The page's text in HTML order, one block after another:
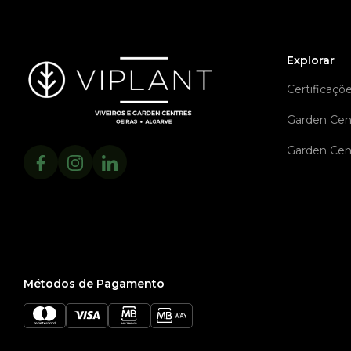
Explorar
Garden
Garden
Métodos de Pagamento